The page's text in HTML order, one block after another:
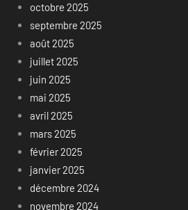
octobre 2025
septembre 2025
août 2025
juillet 2025
juin 2025
mai 2025
avril 2025
mars 2025
février 2025
janvier 2025
décembre 2024
novembre 2024